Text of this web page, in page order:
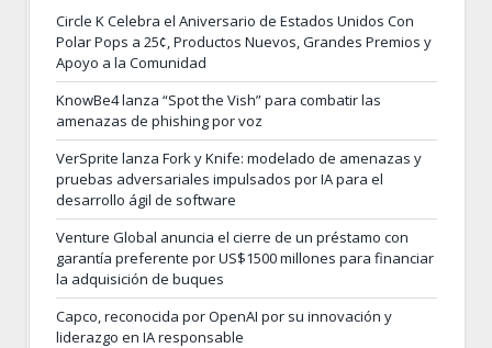
Circle K Celebra el Aniversario de Estados Unidos Con
Polar Pops a 25¢, Productos Nuevos, Grandes Premios y
Apoyo a la Comunidad
KnowBe4 lanza “Spot the Vish” para combatir las
amenazas de phishing por voz
VerSprite lanza Fork y Knife: modelado de amenazas y
pruebas adversariales impulsados por IA para el
desarrollo ágil de software
Venture Global anuncia el cierre de un préstamo con
garantía preferente por US$1500 millones para financiar
la adquisición de buques
Capco, reconocida por OpenAI por su innovación y
liderazgo en IA responsable